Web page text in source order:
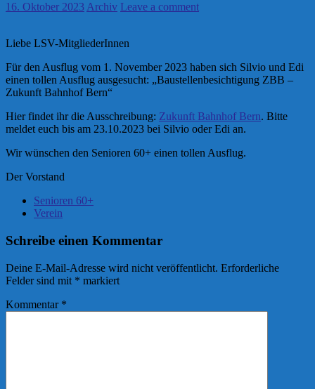
16. Oktober 2023 Archiv Leave a comment
Liebe LSV-MitgliederInnen
Für den Ausflug vom 1. November 2023 haben sich Silvio und Edi
einen tollen Ausflug ausgesucht: „Baustellenbesichtigung ZBB –
Zukunft Bahnhof Bern“
Hier findet ihr die Ausschreibung: Zukunft Bahnhof Bern. Bitte
meldet euch bis am 23.10.2023 bei Silvio oder Edi an.
Wir wünschen den Senioren 60+ einen tollen Ausflug.
Der Vorstand
Senioren 60+
Verein
Schreibe einen Kommentar
Deine E-Mail-Adresse wird nicht veröffentlicht. Erforderliche
Felder sind mit * markiert
Kommentar *